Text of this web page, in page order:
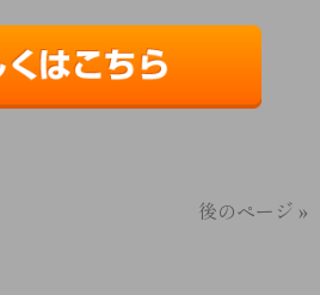
後のページ »